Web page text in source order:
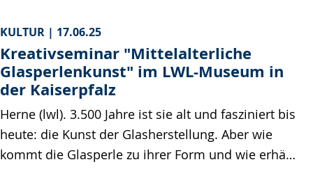
KULTUR | 17.06.25
Kreativseminar "Mittelalterliche
Glasperlenkunst" im LWL-Museum in
der Kaiserpfalz
Herne (lwl). 3.500 Jahre ist sie alt und fasziniert bis
heute: die Kunst der Glasherstellung. Aber wie
kommt die Glasperle zu ihrer Form und wie erhä…